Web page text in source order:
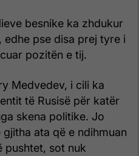
besnike ka zhdukur
pse disa prej tyre i
pozitën e tij.
Medvedev, i cili ka
të Rusisë për katër
skena politike. Jo
ata që e ndihmuan
pushtet, sot nuk